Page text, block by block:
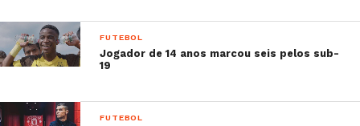
–Lionel Messi partilha fotografias de uma
família feliz
–Dolores Aveiro chegou de férias e matou
FUTEBOL
Jogador de 14 anos marcou seis pelos sub-
19
FUTEBOL